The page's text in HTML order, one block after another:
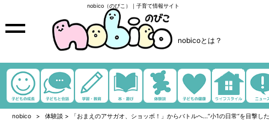
nobico（のびこ）｜子育て情報サイト
nobicoとは？
nobico 体験談 > 「おまえのアサガオ、ショッボ！」からバトルへ…“小1の日常“を目撃し